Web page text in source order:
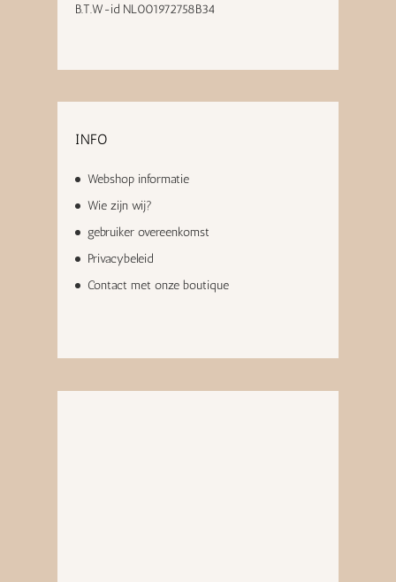
B.T.W-id NL001972758B34
INFO
Webshop informatie
Wie zijn wij?
gebruiker overeenkomst
Privacybeleid
Contact met onze boutique